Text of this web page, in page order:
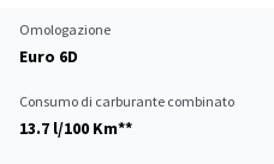
Omologazione
Euro 6D
Consumo di carburante combinato
13.7 l/100 Km**